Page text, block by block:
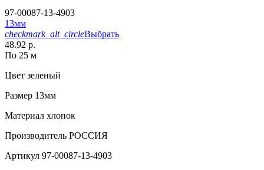
97-00087-13-4903
13мм
checkmark_alt_circleВыбрать
48.92 р.
По 25 м
Цвет зеленый
Размер 13мм
Материал хлопок
Производитель РОССИЯ
Артикул 97-00087-13-4903